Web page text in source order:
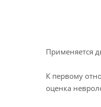
Применяется
К первому
оценка